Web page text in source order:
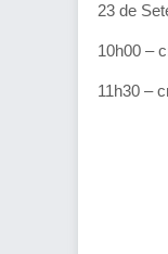
23 de
10h00 –
11h30 –